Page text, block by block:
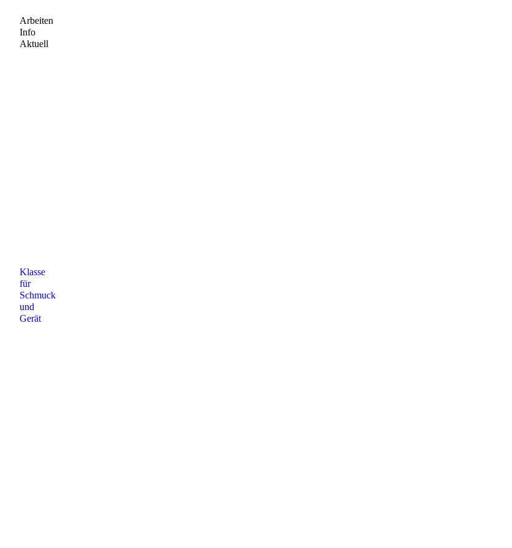
Klasse
für
Schmuck
und
Gerät
Arbeiten
Info
Aktuell